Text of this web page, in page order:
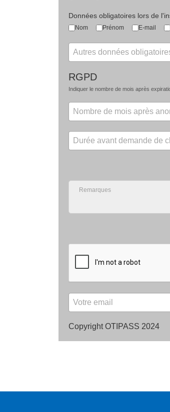
Données obligatoires lors de
Nom Prénom E-mail
RGPD
Indiquer le nombre de mois après
Copyright OTIPASS 2024